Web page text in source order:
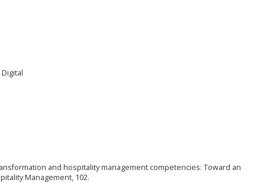
and hospitality management competencies: Toward an
Management, 102.